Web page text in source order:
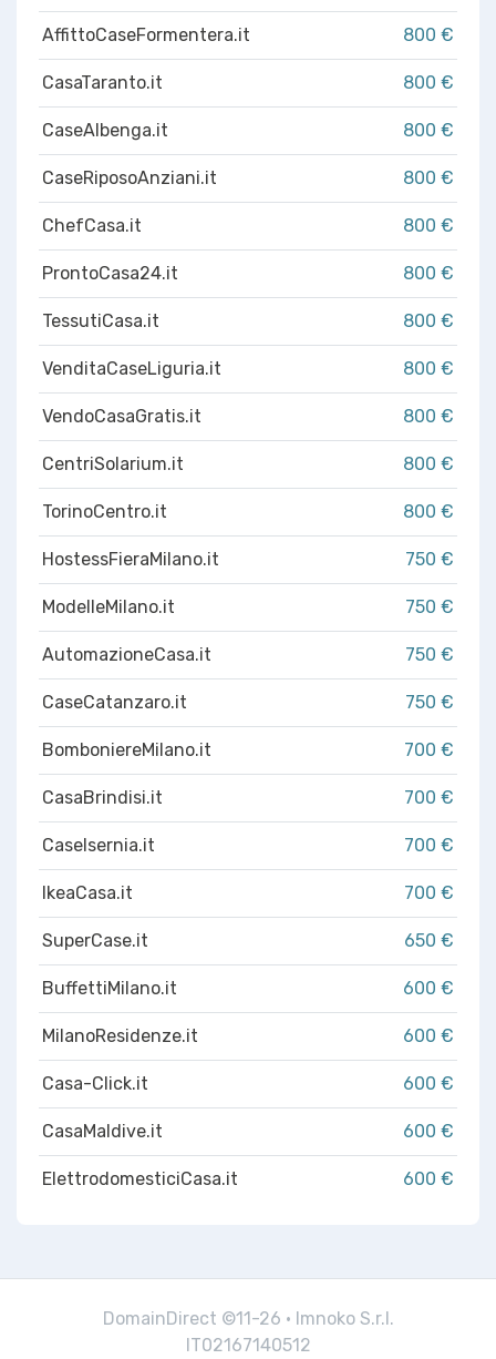
AffittoCaseFormentera.it 800 €
CasaTaranto.it 800 €
CaseAlbenga.it 800 €
CaseRiposoAnziani.it 800 €
ChefCasa.it 800 €
ProntoCasa24.it 800 €
TessutiCasa.it 800 €
VenditaCaseLiguria.it 800 €
VendoCasaGratis.it 800 €
CentriSolarium.it 800 €
TorinoCentro.it 800 €
HostessFieraMilano.it 750 €
ModelleMilano.it 750 €
AutomazioneCasa.it 750 €
CaseCatanzaro.it 750 €
BomboniereMilano.it 700 €
CasaBrindisi.it 700 €
CaseIsernia.it 700 €
IkeaCasa.it 700 €
SuperCase.it 650 €
BuffettiMilano.it 600 €
MilanoResidenze.it 600 €
Casa-Click.it 600 €
CasaMaldive.it 600 €
ElettrodomesticiCasa.it 600 €
DomainDirect ©11-26 · Imnoko S.r.l.
IT02167140512